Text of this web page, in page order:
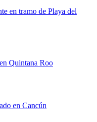
en tramo de Playa del
Quintana Roo
en Cancún